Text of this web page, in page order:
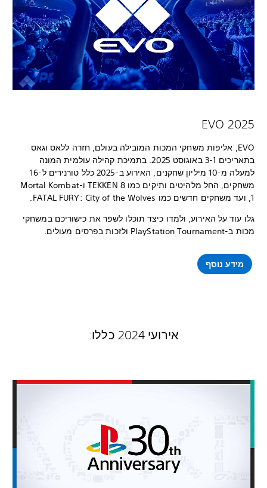
EVO 2025
EVO, אליפות משחקי המכות המובילה בעולם, חזרה ללאס וגאס
בתאריכים 3-1 באוגוסט 2025. בתמיכת קהילה עולמית המונה
למעלה מ-10 מיליון שחקנים, האירוע ב-2025 כלל טורנירים ל-16
משחקים, החל מלהיטים ותיקים כמו TEKKEN 8 ו-Mortal Kombat
1, ועד משחקים חדשים כמו FATAL FURY: City of the Wolves.
גלו עוד על האירוע, ולמדו כיצד תוכלו לשפר את כישוריכם במשחקי
מכות ב-PlayStation Tournament ולזכות בפרסים מעולים.
מידע נוסף
אירועי 2024 כללו: